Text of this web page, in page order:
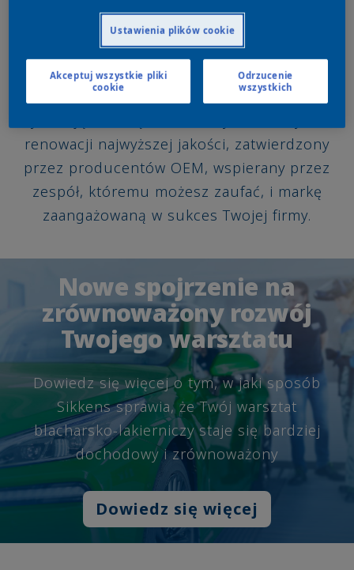
utrzymanie najlepszych warsztatów samochodowych.
ACOAT SELECTED
renowacji najwyższej jakości, zatwierdzony
przez producentów OEM, wspierany przez
zespół, któremu możesz zaufać, i markę
zaangażowaną w sukces Twojej firmy.
Nowe spojrzenie na
zrównoważony rozwój
Twojego warsztatu
Dowiedz się więcej o tym, w jaki sposób
Sikkens sprawia, że Twój warsztat
blacharsko-lakierniczy staje się bardziej
dochodowy i zrównoważony
Dowiedz się więcej
Ustawienia plików cookie
Odrzucenie
wszystkich
Akceptuj wszystkie pliki
cookie